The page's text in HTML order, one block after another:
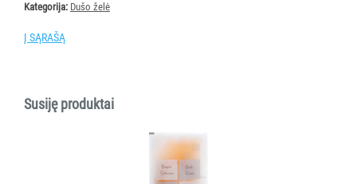
Plaukų
šampūnai
Kūno
Kategorija: Dušo želė
Į SĄRAŠĄ
Susiję produktai